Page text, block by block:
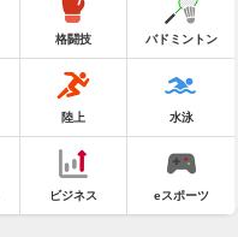
格闘技 バドミントン
陸上 水泳
ビジネス eスポーツ